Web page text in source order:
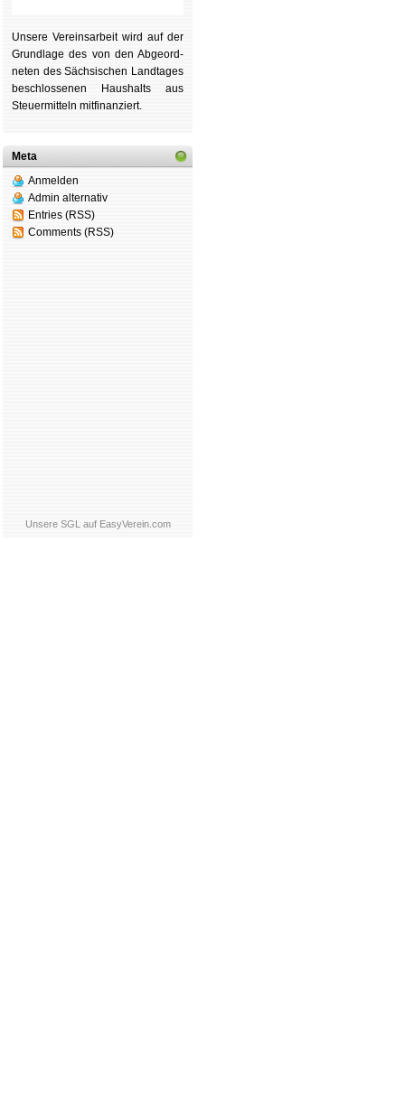
Unsere Ver­eins­ar­beit wird auf der
Grund­lage des von den Ab­ge­ord­
ne­ten des Säch­si­schen Land­tages
be­schlos­se­nen Haus­halts aus
Steu­er­mitteln mit­fi­nan­ziert.
Meta
Anmelden
Admin alternativ
Entries (RSS)
Comments (RSS)
Unsere SGL auf EasyVerein.com